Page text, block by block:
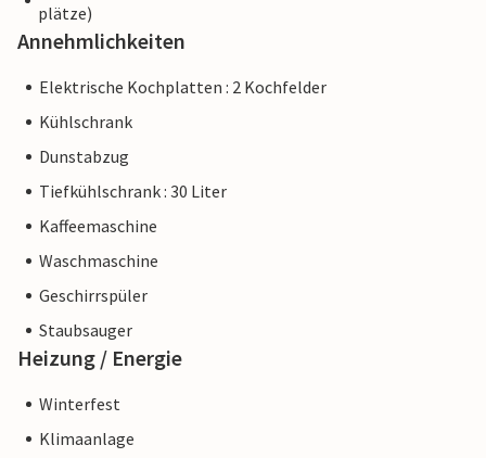
plätze)
Annehmlichkeiten
Elektrische Kochplatten : 2 Kochfelder
Kühlschrank
Dunstabzug
Tiefkühlschrank : 30 Liter
Kaffeemaschine
Waschmaschine
Geschirrspüler
Staubsauger
Heizung / Energie
Winterfest
Klimaanlage